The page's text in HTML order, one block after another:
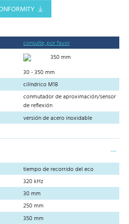
consulte, por favor
350 mm
30 - 350 mm
cilíndrico M18
conmutador de aproximación/sensor
de reflexión
versión de acero inoxidable
tiempo de recorrido del eco
320 kHz
30 mm
250 mm
350 mm